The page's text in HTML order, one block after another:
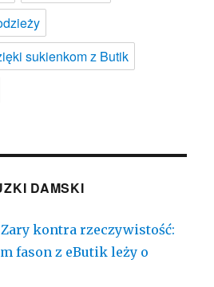
sukienkom z Butik
DAMSKI
kontra rzeczywistość:
fason z eButik leży o